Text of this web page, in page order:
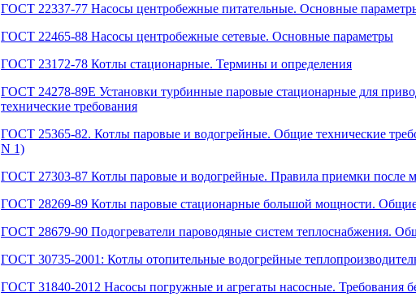
ГОСТ 22337-77 Насосы центробежные питательные. Основные
ГОСТ 22465-88 Насосы центробежные сетевые. Основные параметры
ГОСТ 23172-78 Котлы стационарные. Термины и определения
ГОСТ 24278-89Е Установки турбинные паровые стационарные для
технические требования
ГОСТ 25365-82. Котлы паровые и водогрейные. Общие технические
N 1)
ГОСТ 27303-87 Котлы паровые и водогрейные. Правила приемки после
ГОСТ 28269-89 Котлы паровые стационарные большой мощности. Общие
ГОСТ 28679-90 Подогреватели пароводяные систем теплоснабжения.
ГОСТ 30735-2001: Котлы отопительные водогрейные
ГОСТ 31840-2012 Насосы погружные и агрегаты насосные. Требования